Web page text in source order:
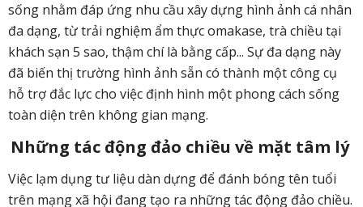
sống nhằm đáp ứng nhu cầu xây dựng hình ảnh cá nhân
đa dạng, từ trải nghiệm ẩm thực omakase, trà chiều tại
khách sạn 5 sao, thậm chí là bằng cấp... Sự đa dạng này
đã biến thị trường hình ảnh sẵn có thành một công cụ
hỗ trợ đắc lực cho việc định hình một phong cách sống
toàn diện trên không gian mạng.
Những tác động đảo chiều về mặt tâm lý
Việc lạm dụng tư liệu dàn dựng để đánh bóng tên tuổi
trên mạng xã hội đang tạo ra những tác động đảo chiều.